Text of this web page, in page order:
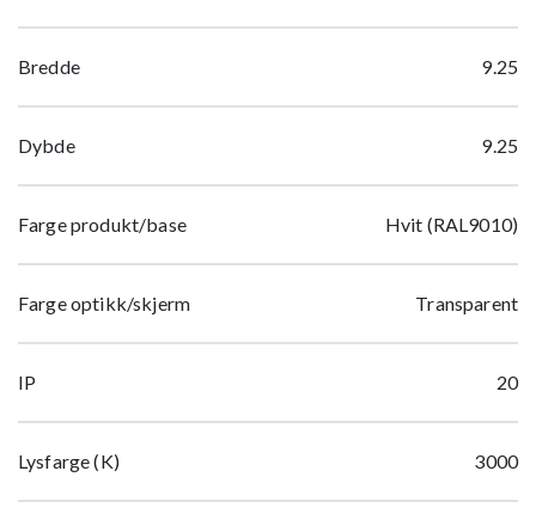
Bredde 9.25
Dybde 9.25
Farge produkt/base Hvit (RAL9010)
Farge optikk/skjerm Transparent
IP 20
Lysfarge (K) 3000